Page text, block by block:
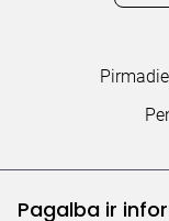
Pagalba ir